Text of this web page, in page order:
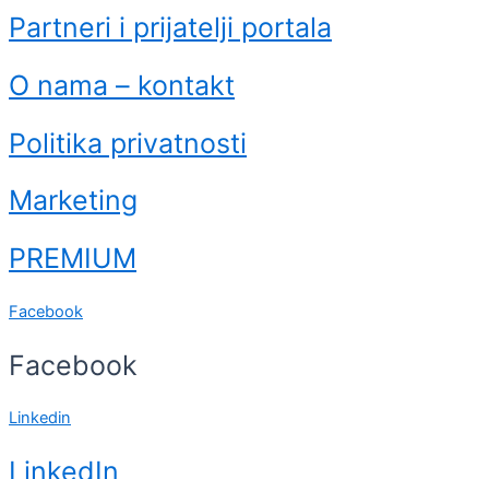
Partneri i prijatelji portala
O nama – kontakt
Politika privatnosti
Marketing
PREMIUM
Facebook
Facebook
Linkedin
LinkedIn